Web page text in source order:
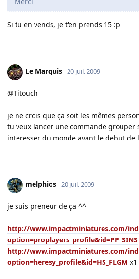
Si tu en vends, je t'en prends 15 :p
Le Marquis 20 juil. 2009
@Titouch
je ne crois que ça soit les mêmes
tu veux lancer une commande grouper
interesser du monde avant le debut de
melphios 20 juil. 2009
je suis preneur de ça ^^
http://www.impactminiatures.com/
option=proplayers_profile&id=PP_SINS
http://www.impactminiatures.com/
option=heresy_profile&id=HS_FLGM x1